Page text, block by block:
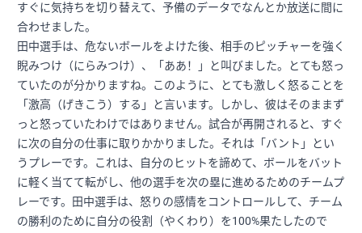
すぐに気持ちを切り替えて、予備のデータでなんとか放送に間に
合わせました。
田中選手は、危ないボールをよけた後、相手のピッチャーを強く
睨みつけ（にらみつけ）、「ああ！」と叫びました。とても怒っ
ていたのが分かりますね。このように、とても激しく怒ることを
「激高（げきこう）する」と言います。しかし、彼はそのままず
っと怒っていたわけではありません。試合が再開されると、すぐ
に次の自分の仕事に取りかかりました。それは「バント」とい
うプレーです。これは、自分のヒットを諦めて、ボールをバット
に軽く当てて転がし、他の選手を次の塁に進めるためのチームプ
レーです。田中選手は、怒りの感情をコントロールして、チーム
の勝利のために自分の役割（やくわり）を100%果たしたので